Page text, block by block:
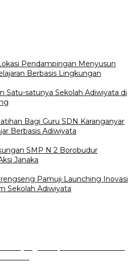
Pendampingan Menyusun
Berbasis Lingkungan
Satu-satunya Sekolah Adiwiyata di
Bagi Guru SDN Karanganyar
Berbasis Adiwiyata
SMP N 2 Borobudur
Janaka
Pamuji Launching Inovasi
Sekolah Adiwiyata